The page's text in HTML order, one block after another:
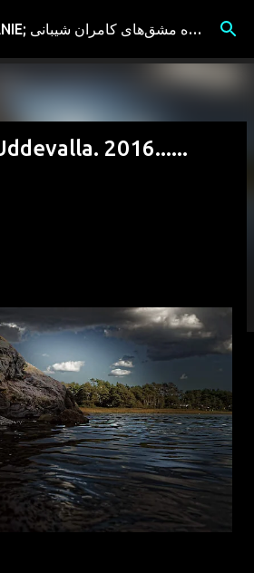
to main content کامرانیه CAMRANIE; سیاه مشق‌های کامران شیبانی
2016......